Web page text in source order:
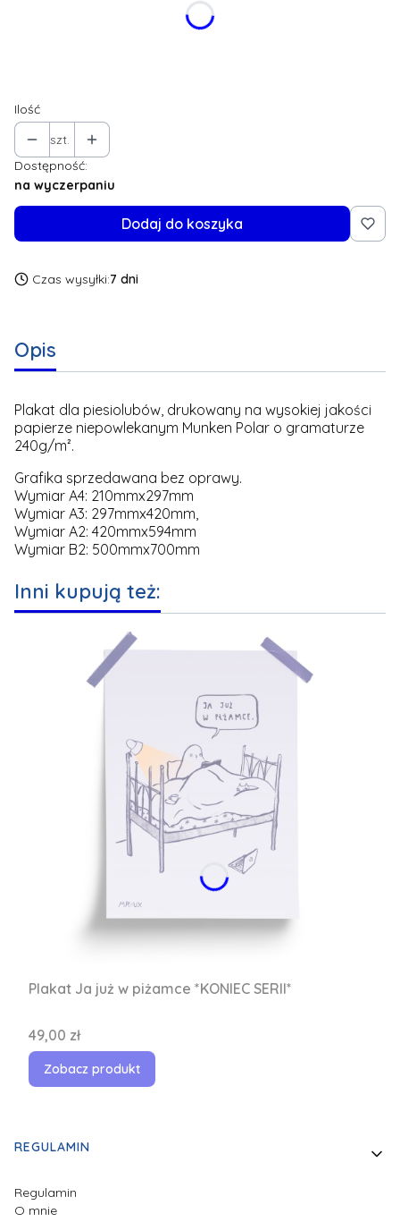
Ilość
szt.
Dostępność:
na wyczerpaniu
Dodaj do koszyka
Czas wysyłki:7 dni
Opis
Plakat dla piesiolubów, drukowany na wysokiej jakości
papierze niepowlekanym Munken Polar o gramaturze
240g/m².
Grafika sprzedawana bez oprawy.
Wymiar A4: 210mmx297mm
Wymiar A3: 297mmx420mm,
Wymiar A2: 420mmx594mm
Wymiar B2: 500mmx700mm
Inni kupują też:
Plakat Ja już w piżamce *KONIEC SERII*
Cena
49,00 zł
Zobacz produkt
Linki w stopce
REGULAMIN
Regulamin
O mnie